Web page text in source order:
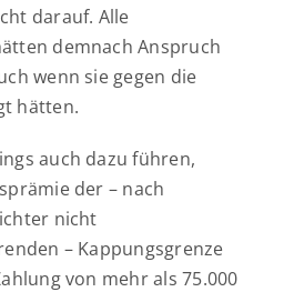
darauf. Alle
demnach Anspruch
wenn sie gegen die
hätten.
auch dazu führen,
der – nach
nicht
– Kappungsgrenze
von mehr als 75.000